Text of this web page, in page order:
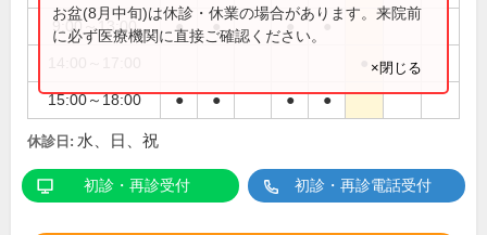
9:00～13:00 ● ● ● ●
15:00～18:00 ● ● ● ●
お盆(8月中旬)は休診・休業の場合があります。来院前
に必ず医療機関に直接ご確認ください。
×閉じる
休診日: 水、日、祝
初診・再診受付 初診・再診電話受付